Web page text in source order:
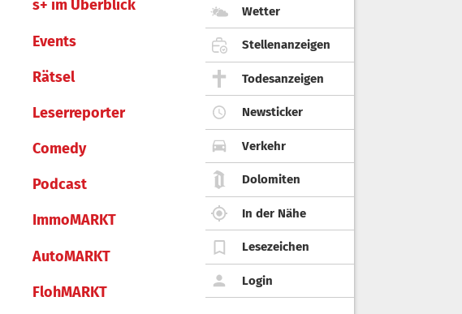
s+ im Überblick
Events
Rätsel
Leserreporter
Comedy
Podcast
ImmoMARKT
AutoMARKT
FlohMARKT
Wetter
Stellenanzeigen
Todesanzeigen
Newsticker
Verkehr
Dolomiten
In der Nähe
Lesezeichen
Login